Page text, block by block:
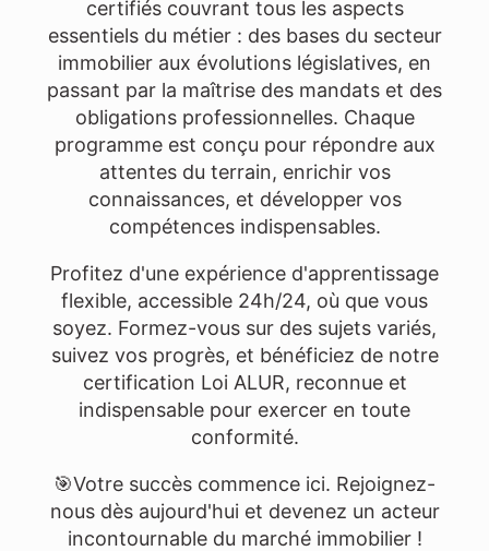
certifiés couvrant tous les aspects
essentiels du métier : des bases du secteur
immobilier aux évolutions législatives, en
passant par la maîtrise des mandats et des
obligations professionnelles. Chaque
programme est conçu pour répondre aux
attentes du terrain, enrichir vos
connaissances, et développer vos
compétences indispensables.
Profitez d'une expérience d'apprentissage
flexible, accessible 24h/24, où que vous
soyez. Formez-vous sur des sujets variés,
suivez vos progrès, et bénéficiez de notre
certification Loi ALUR, reconnue et
indispensable pour exercer en toute
conformité.
🎯Votre succès commence ici. Rejoignez-
nous dès aujourd'hui et devenez un acteur
incontournable du marché immobilier !